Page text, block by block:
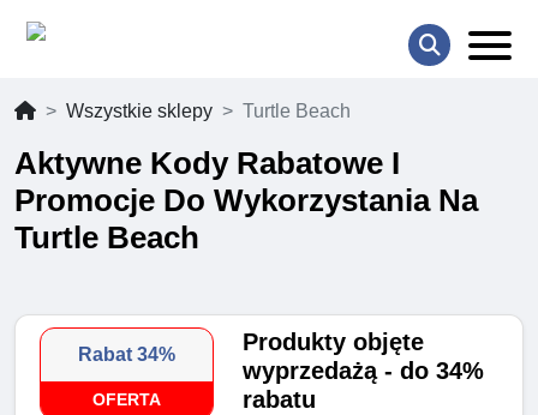
Wszystkie sklepy Turtle Beach
Aktywne Kody Rabatowe I
Promocje Do Wykorzystania Na
Turtle Beach
Rabat 34%
OFERTA
Produkty objęte
wyprzedażą - do 34%
rabatu